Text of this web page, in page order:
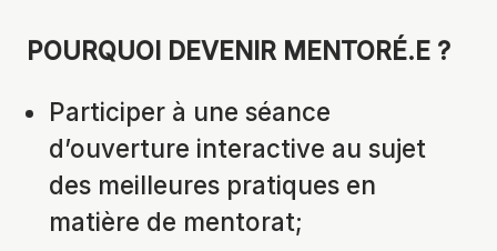
POURQUOI DEVENIR MENTORÉ.E ?
Participer à une séance
d’ouverture interactive au sujet
des meilleures pratiques en
matière de mentorat;